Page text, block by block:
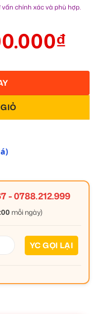
chính xác và phù hợp.
₫
-0788.212.999
mỗi ngày)